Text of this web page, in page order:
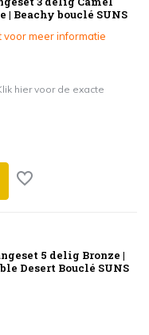
| Beachy bouclé SUNS
voor meer informatie
hier voor de exacte
5 delig Bronze |
Desert Bouclé SUNS